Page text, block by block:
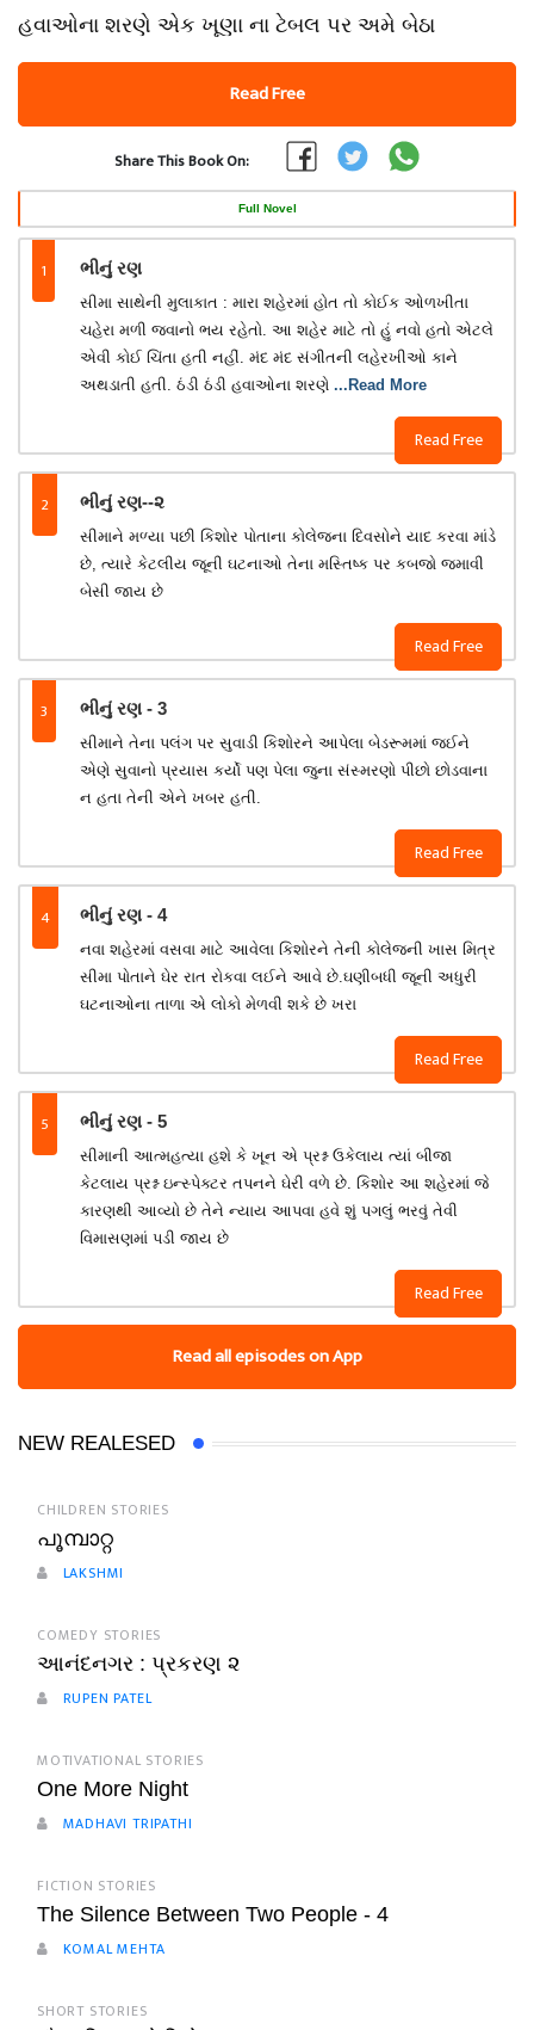
હવાઓના શરણે એક ખૂણા ના ટેબલ પર અમે બેઠા
Read Free
Share This Book On:
Full Novel
1 ભીનું રણ
Read Free
સીમા સાથેની મુલાકાત : મારા શહેરમાં હોત તો કોઈક ઓળખીતા
ચહેરા મળી જવાનો ભય રહેતો. આ શહેર માટે તો હું નવો હતો એટલે
એવી કોઈ ચિંતા હતી નહીં. મંદ મંદ સંગીતની લહેરખીઓ કાને
અથડાતી હતી. ઠંડી ઠંડી હવાઓના શરણે ...Read More
2 ભીનું રણ--૨
Read Free
સીમાને મળ્યા પછી કિશોર પોતાના કોલેજના દિવસોને યાદ કરવા માંડે
છે, ત્યારે કેટલીય જૂની ઘટનાઓ તેના મસ્તિષ્ક પર કબજો જમાવી
બેસી જાય છે
3 ભીનું રણ - 3
Read Free
સીમાને તેના પલંગ પર સુવાડી કિશોરને આપેલા બેડરૂમમાં જઈને
એણે સુવાનો પ્રયાસ કર્યો પણ પેલા જુના સંસ્મરણો પીછો છોડવાના
ન હતા તેની એને ખબર હતી.
4 ભીનું રણ - 4
Read Free
નવા શહેરમાં વસવા માટે આવેલા કિશોરને તેની કોલેજની ખાસ મિત્ર
સીમા પોતાને ઘેર રાત રોકવા લઈને આવે છે.ઘણીબધી જૂની અધુરી
ઘટનાઓના તાળા એ લોકો મેળવી શકે છે ખરા
5 ભીનું રણ - 5
Read Free
સીમાની આત્મહત્યા હશે કે ખૂન એ પ્રશ્ન ઉકેલાય ત્યાં બીજા
કેટલાય પ્રશ્ન ઇન્સ્પેક્ટર તપનને ઘેરી વળે છે. કિશોર આ શહેરમાં જે
કારણથી આવ્યો છે તેને ન્યાય આપવા હવે શું પગલું ભરવું તેવી
વિમાસણમાં પડી જાય છે
Read all episodes on App
NEW REALESED
CHILDREN STORIES
പൂമ്പാറ്റ
LAKSHMI
COMEDY STORIES
આનંદનગર : પ્રકરણ ૨
RUPEN PATEL
MOTIVATIONAL STORIES
One More Night
MADHAVI TRIPATHI
FICTION STORIES
The Silence Between Two People - 4
KOMAL MEHTA
SHORT STORIES